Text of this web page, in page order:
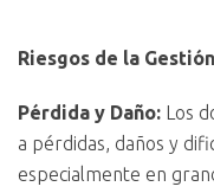
Riesgos de la
Pérdida y Daño: Los
a pérdidas, daños y
especialmente en